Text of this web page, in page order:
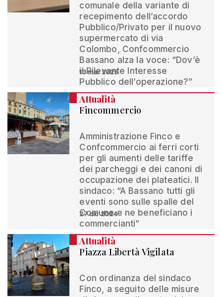
comunale della variante di
recepimento dell’accordo
Pubblico/Privato per il nuovo
supermercato di via
Colombo, Confcommercio
Bassano alza la voce: “Dov’è
il Rilevante Interesse
Pubblico dell’operazione?”
13 mar 2025
Attualità
Fincommercio
Amministrazione Finco e
Confcommercio ai ferri corti
per gli aumenti delle tariffe
dei parcheggi e dei canoni di
occupazione dei plateatici. Il
sindaco: “A Bassano tutti gli
eventi sono sulle spalle del
Comune e ne beneficiano i
commercianti”
27 dic 2024
Attualità
Piazza Libertà Vigilata
Con ordinanza del sindaco
Finco, a seguito delle misure